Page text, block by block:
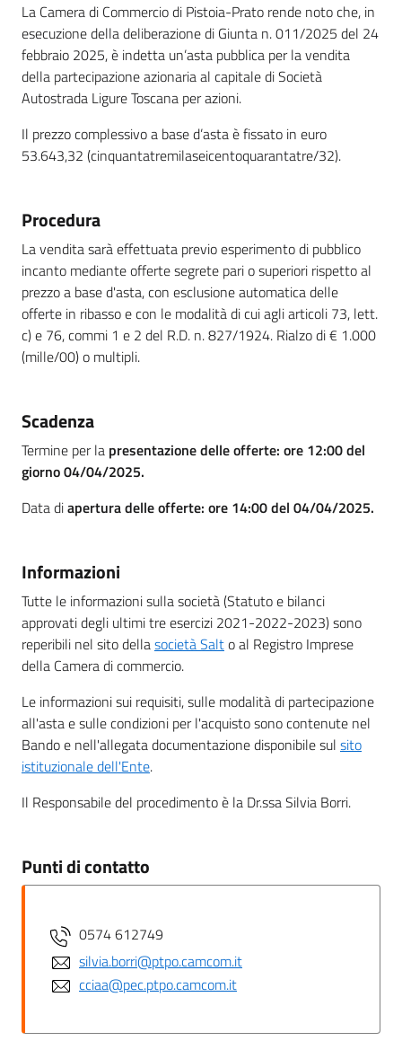
La Camera di Commercio di Pistoia-Prato rende noto che, in
esecuzione della deliberazione di Giunta n. 011/2025 del 24
febbraio 2025, è indetta un’asta pubblica per la vendita
della partecipazione azionaria al capitale di Società
Autostrada Ligure Toscana per azioni.
Il prezzo complessivo a base d’asta è fissato in euro
53.643,32 (cinquantatremilaseicentoquarantatre/32).
Procedura
La vendita sarà effettuata previo esperimento di pubblico
incanto mediante offerte segrete pari o superiori rispetto al
prezzo a base d'asta, con esclusione automatica delle
offerte in ribasso e con le modalità di cui agli articoli 73, lett.
c) e 76, commi 1 e 2 del R.D. n. 827/1924. Rialzo di € 1.000
(mille/00) o multipli.
Scadenza
Termine per la presentazione delle offerte: ore 12:00 del
giorno 04/04/2025.
Data diapertura delle offerte: ore 14:00 del 04/04/2025.
Informazioni
Tutte le informazioni sulla società (Statuto e bilanci
approvati degli ultimi tre esercizi 2021-2022-2023) sono
reperibili nel sito dellasocietà Salto al Registro Imprese
della Camera di commercio.
Le informazioni sui requisiti, sulle modalità di partecipazione
all'asta e sulle condizioni per l'acquisto sono contenute nel
Bando e nell'allegata documentazione disponibile sul sito
istituzionale dell'Ente.
Il Responsabile del procedimento è la Dr.ssa Silvia Borri.
Punti di contatto
0574 612749
silvia.borri@ptpo.camcom.it
cciaa@pec.ptpo.camcom.it